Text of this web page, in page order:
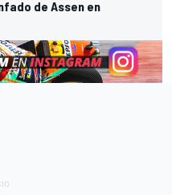
de Assen en